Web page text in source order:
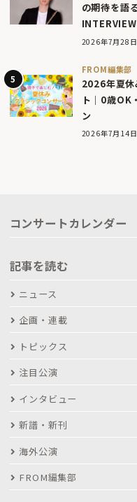
の期待を語
2026年7月28日
FROM編集部
2026年夏
ト｜0歳OK
ン
2026年7月14日
コンサートカレンダー
記事を読む
ニュース
企画・連載
トピックス
注目公演
インタビュー
新譜・新刊
海外公演
FROM編集部